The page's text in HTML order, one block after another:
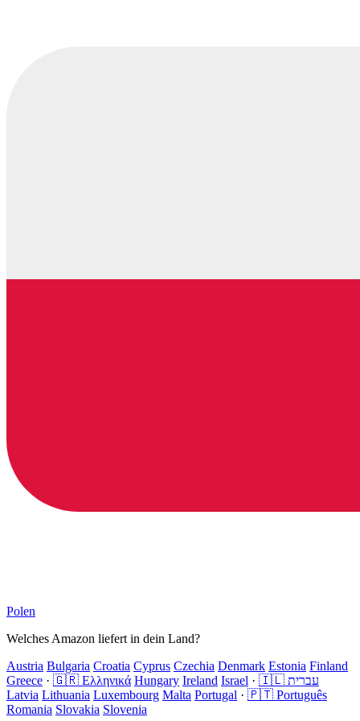
Polen
Welches Amazon liefert in dein Land?
Austria Bulgaria Croatia Cyprus Czechia Denmark Estonia Finland
Greece · 🇬🇷 Ελληνικά Hungary Ireland Israel ·
🇮🇱 עברית
Latvia Lithuania Luxembourg Malta Portugal · 🇵🇹 Português
Romania Slovakia Slovenia